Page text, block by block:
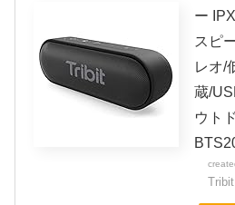
ー
スピ
レオ/
蔵/
ウト
Tribit